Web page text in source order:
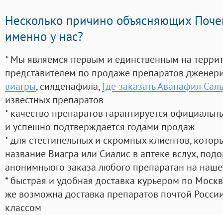
Несколько причино объясняющих
именно у нас?
* Мы являемся первым и единственным на
представителем по продаже препаратов
виагры, силденафила, Где заказать Аванафил
известных препаратов
* качество препаратов гарантируется
и успешно подтверждается годами продаж
* для стестинельных и скромных клиентов,
название Виагра или Сиалис в аптеке вслух,
анонимныого заказа любого препаратан на
* быстрая и удобная доставка курьером по
же возможна доставка препаратов почтой
классом